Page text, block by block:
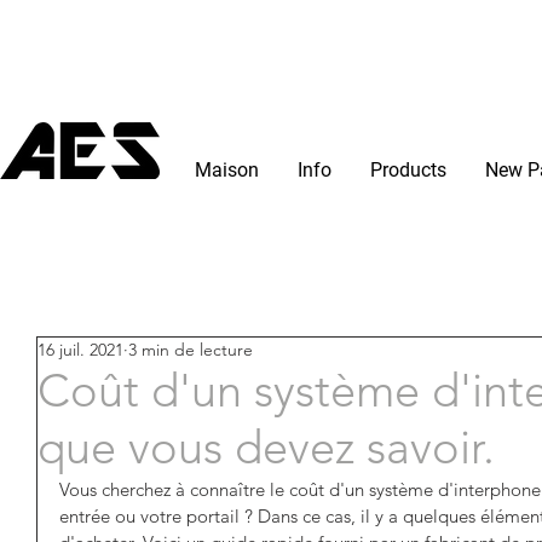
Maison Info Products New
Coût d'un système
que vous devez savoir.
16 juil. 2021 3 min de lecture
Vous cherchez à connaître le coût d'un système
entrée ou votre portail ? Dans ce cas, il y a quelques